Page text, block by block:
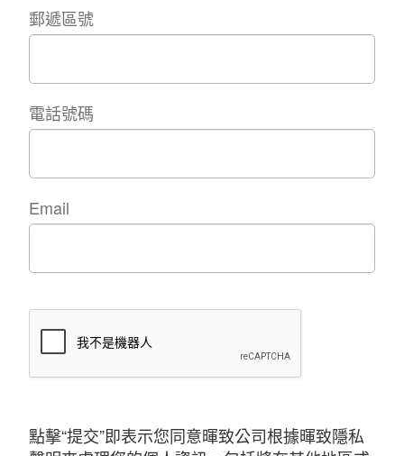
郵遞區號
電話號碼
Email
點擊“提交”即表示您同意暉致公司根據暉致隱私